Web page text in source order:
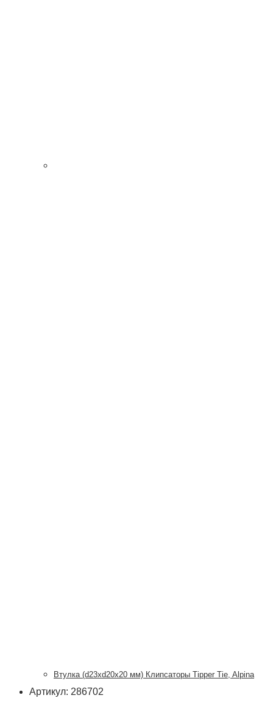
Втулка (d23xd20x20 мм) Клипсаторы Tipper Tie, Alpina
Артикул: 286702